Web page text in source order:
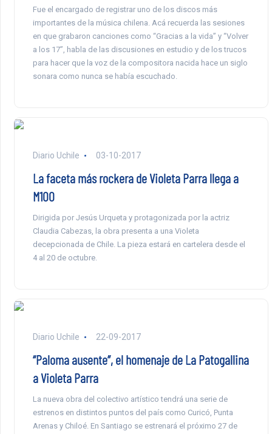
Fue el encargado de registrar uno de los discos más
importantes de la música chilena. Acá recuerda las sesiones
en que grabaron canciones como “Gracias a la vida” y “Volver
a los 17”, habla de las discusiones en estudio y de los trucos
para hacer que la voz de la compositora nacida hace un siglo
sonara como nunca se había escuchado.
Diario Uchile 03-10-2017
La faceta más rockera de Violeta Parra llega a
M100
Dirigida por Jesús Urqueta y protagonizada por la actriz
Claudia Cabezas, la obra presenta a una Violeta
decepcionada de Chile. La pieza estará en cartelera desde el
4 al 20 de octubre.
Diario Uchile 22-09-2017
“Paloma ausente”, el homenaje de La Patogallina
a Violeta Parra
La nueva obra del colectivo artístico tendrá una serie de
estrenos en distintos puntos del país como Curicó, Punta
Arenas y Chiloé. En Santiago se estrenará el próximo 27 de